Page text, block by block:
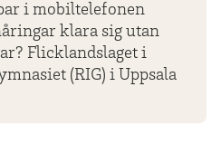
i mobiltelefonen
klara sig utan
Flicklandslaget i
(RIG) i Uppsala